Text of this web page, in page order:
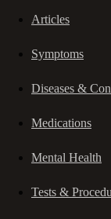
Articles
Symptoms
Diseases &
Medications
Mental Health
Tests &